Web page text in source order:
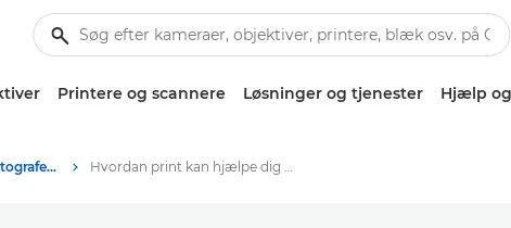
Printere og scannere Løsninger og tjenester Hjælp
Tips og teknikker til fotografering og print Hvordan print kan hjælpe dig med at blive organiseret